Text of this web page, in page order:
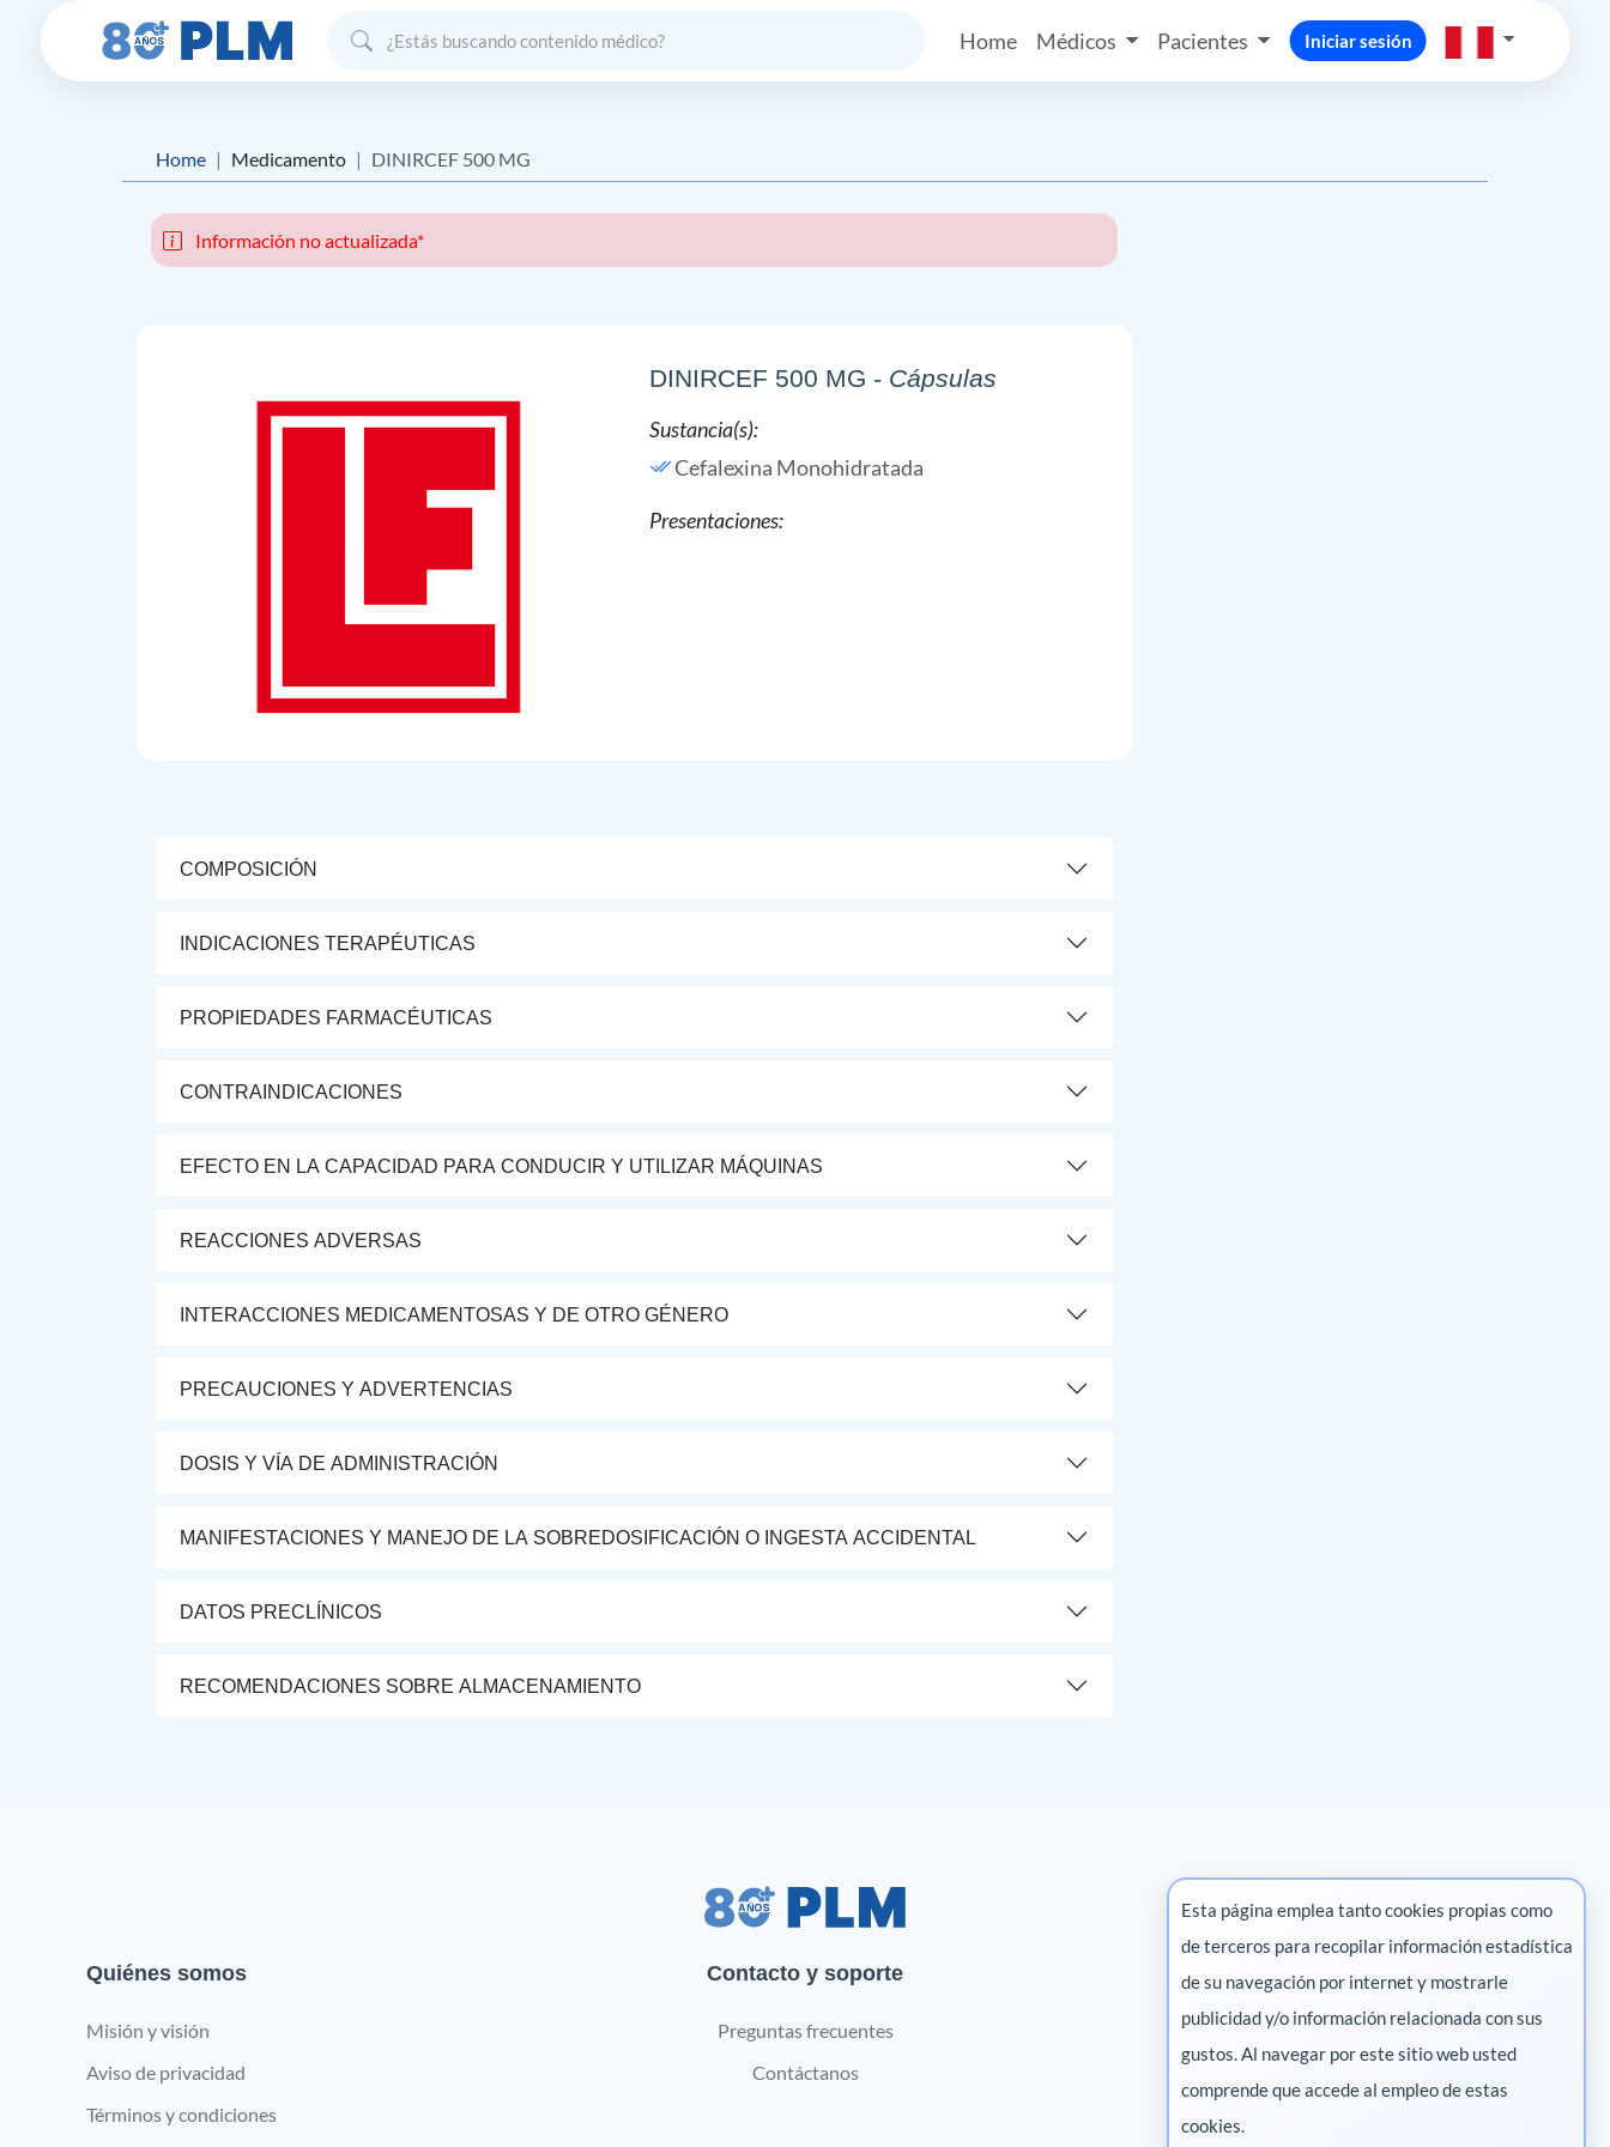
Home Médicos Pacientes Iniciar sesión
Home Medicamento DINIRCEF 500 MG
Información no actualizada*
DINIRCEF 500 MG - Cápsulas
Sustancia(s):
Cefalexina Monohidratada
Presentaciones:
COMPOSICIÓN
INDICACIONES TERAPÉUTICAS
PROPIEDADES FARMACÉUTICAS
CONTRAINDICACIONES
EFECTO EN LA CAPACIDAD PARA CONDUCIR Y UTILIZAR MÁQUINAS
REACCIONES ADVERSAS
INTERACCIONES MEDICAMENTOSAS Y DE OTRO GÉNERO
PRECAUCIONES Y ADVERTENCIAS
DOSIS Y VÍA DE ADMINISTRACIÓN
MANIFESTACIONES Y MANEJO DE LA SOBREDOSIFICACIÓN O INGESTA ACCIDENTAL
DATOS PRECLÍNICOS
RECOMENDACIONES SOBRE ALMACENAMIENTO
Quiénes somos
Misión y visión
Aviso de privacidad
Términos y condiciones
Contacto y soporte
Preguntas frecuentes
Contáctanos
Marketing digital
Pharma
Esta página emplea tanto cookies propias como
de terceros para recopilar información estadística
de su navegación por internet y mostrarle
publicidad y/o información relacionada con sus
gustos. Al navegar por este sitio web usted
comprende que accede al empleo de estas
cookies.